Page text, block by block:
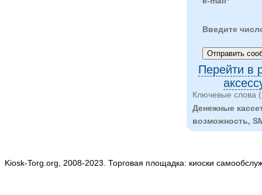
Введите
Перейти в
Ключевые слова
Денежные
возможность,
Kiosk-Torg.org, 2008-2023. Торговая площадка: киоски